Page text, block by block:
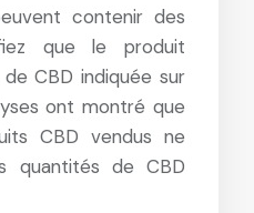
contenir des
que le produit
CBD indiquée sur
ont montré que
CBD vendus ne
quantités de CBD